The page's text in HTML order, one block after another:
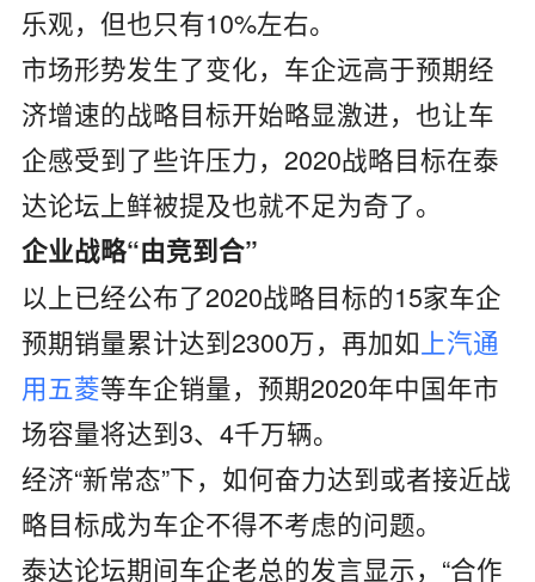
乐观，但也只有10%左右。
市场形势发生了变化，车企远高于预期经
济增速的战略目标开始略显激进，也让车
企感受到了些许压力，2020战略目标在泰
达论坛上鲜被提及也就不足为奇了。
企业战略“由竞到合”
以上已经公布了2020战略目标的15家车企
预期销量累计达到2300万，再加如 上汽通
用五菱等车企销量，预期2020年中国年市
场容量将达到3、4千万辆。
经济“新常态”下，如何奋力达到或者接近战
略目标成为车企不得不考虑的问题。
泰达论坛期间车企老总的发言显示，“合作